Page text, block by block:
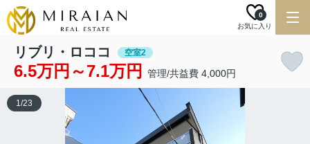
お気に入り
0
リブリ・ロココ 空室2
6.5万円～7.1万円 管理/共益費 4,000円
1/23